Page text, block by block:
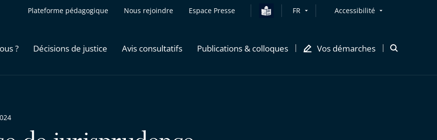
Plateforme pédagogique Nous rejoindre Espace Presse FR Accessibilité
? Décisions de justice Avis consultatifs Publications & colloques Vos démarches
Ouvrir